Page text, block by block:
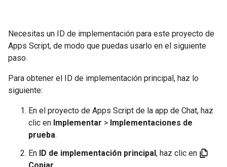
Necesitas un ID de implementación para este proyecto de
Apps Script, de modo que puedas usarlo en el siguiente
paso.
Para obtener el ID de implementación principal, haz lo
siguiente:
En el proyecto de Apps Script de la app de Chat, haz
clic en Implementar > Implementaciones de
prueba.
En ID de implementación principal , haz clic en